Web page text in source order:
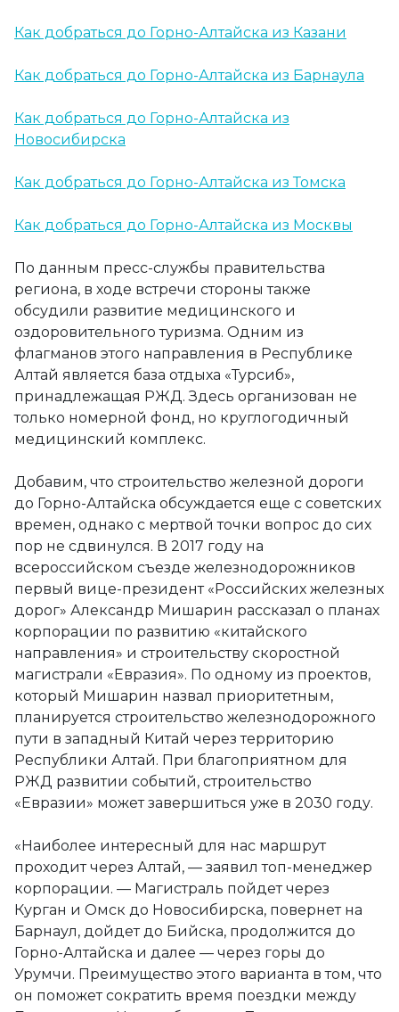
Как добраться до Горно-Алтайска из Казани
Как добраться до Горно-Алтайска из Барнаула
Как добраться до Горно-Алтайска из
Новосибирска
Как добраться до Горно-Алтайска из Томска
Как добраться до Горно-Алтайска из Москвы
По данным пресс-службы правительства
региона, в ходе встречи стороны также
обсудили развитие медицинского и
оздоровительного туризма. Одним из
флагманов этого направления в Республике
Алтай является база отдыха «Турсиб»,
принадлежащая РЖД. Здесь организован не
только номерной фонд, но круглогодичный
медицинский комплекс.
Добавим, что строительство железной дороги
до Горно-Алтайска обсуждается еще с советских
времен, однако с мертвой точки вопрос до сих
пор не сдвинулся. В 2017 году на
всероссийском съезде железнодорожников
первый вице-президент «Российских железных
дорог» Александр Мишарин рассказал о планах
корпорации по развитию «китайского
направления» и строительству скоростной
магистрали «Евразия». По одному из проектов,
который Мишарин назвал приоритетным,
планируется строительство железнодорожного
пути в западный Китай через территорию
Республики Алтай. При благоприятном для
РЖД развитии событий, строительство
«Евразии» может завершиться уже в 2030 году.
«Наиболее интересный для нас маршрут
проходит через Алтай, — заявил топ-менеджер
корпорации. — Магистраль пойдет через
Курган и Омск до Новосибирска, повернет на
Барнаул, дойдет до Бийска, продолжится до
Горно-Алтайска и далее — через горы до
Урумчи. Преимущество этого варианта в том, что
он поможет сократить время поездки между